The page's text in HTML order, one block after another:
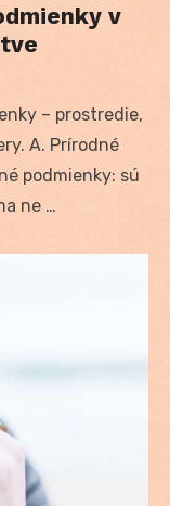
v
– prostredie,
A. Prírodné
podmienky: sú
ne …